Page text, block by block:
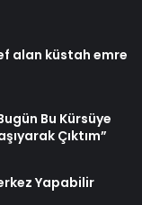
alan küstah emre
Bu Kürsüye
Çıktım”
Yapabilir